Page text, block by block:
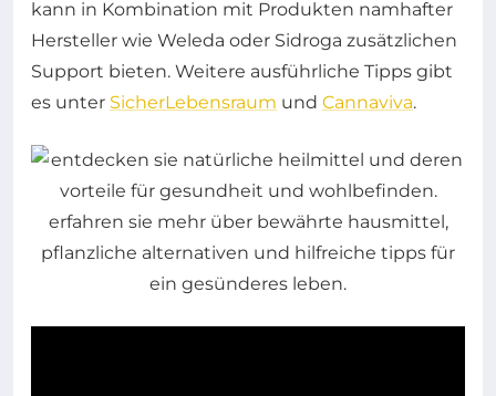
kann in Kombination mit Produkten namhafter
Hersteller wie Weleda oder Sidroga zusätzlichen
Support bieten. Weitere ausführliche Tipps gibt
es unter SicherLebensraum und Cannaviva.